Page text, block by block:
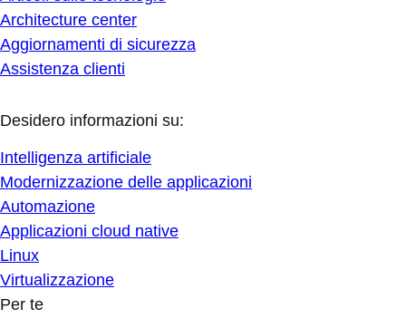
Architecture center
Aggiornamenti di sicurezza
Assistenza clienti
Desidero informazioni su:
Intelligenza artificiale
Modernizzazione delle applicazioni
Automazione
Applicazioni cloud native
Linux
Virtualizzazione
Per te